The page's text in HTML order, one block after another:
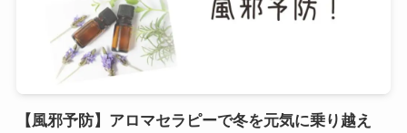
【風邪予防】アロマセラピーで冬を元気に乗り越え